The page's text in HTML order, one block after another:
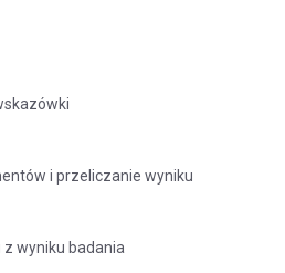
i przeliczanie wyniku
wyniku badania